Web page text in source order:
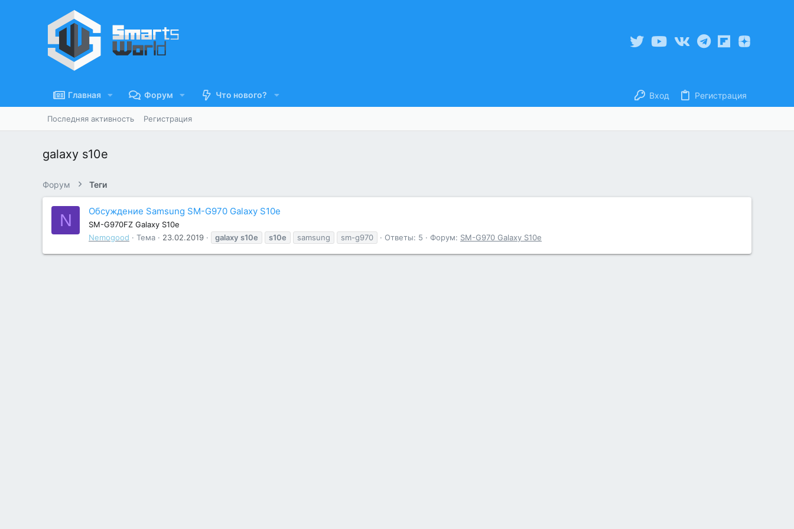
Главная Форум Что нового? Вход Регистрация
Последняя активность Регистрация
galaxy s10e
Форум Теги
N Обсуждение Samsung SM-G970 Galaxy S10e
SM-G970FZ Galaxy S10e
Nemogood
Тема 23.02.2019 galaxy s10e s10e samsung sm-g970 Ответы: 5 Форум: SM-G970 Galaxy S10e